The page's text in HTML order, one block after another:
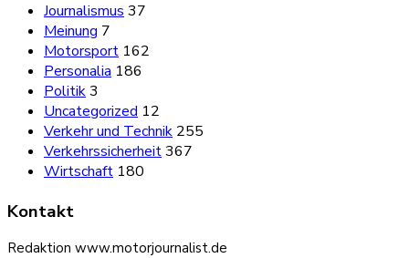
Journalismus 37
Meinung 7
Motorsport 162
Personalia 186
Politik3
Uncategorized 12
Verkehr und Technik 255
Verkehrssicherheit367
Wirtschaft 180
Kontakt
Redaktion www.motorjournalist.de